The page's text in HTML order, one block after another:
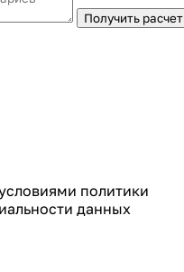
Получить расчет
политики
данных